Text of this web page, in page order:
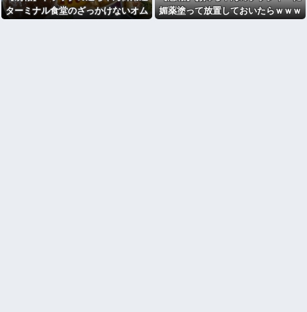
ターミナル食堂のざっかけないオム
媚薬塗って放置しておいたらｗｗｗ